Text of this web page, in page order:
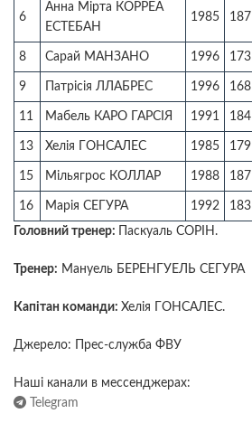
6
Анна Мірта КОРРЕА
ЕСТЕБАН
1985 187
8 Сарай МАНЗАНО 1996 173
9 Патрісія ЛЛАБРЕС 1996 168
11 Мабель КАРО ГАРСІЯ 1991 184
13 Хелія ГОНСАЛЕС 1985 179
15 Мільягрос КОЛЛАР 1988 187
16 Марія СЕГУРА 1992 183
Головний тренер:
Паскуаль СОРІН.
Тренер: Мануель БЕРЕНГУЕЛЬ СЕГУРА
Капітан команди: Хелія ГОНСАЛЕС.
Джерело: Прес-служба ФВУ
Наші канали в мессенджерах:
Telegram